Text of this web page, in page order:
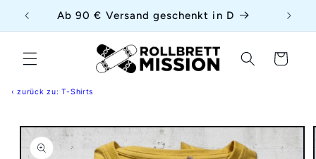
zum
Inhalt
Ab 90 € Versand geschenkt in D
Warenkorb
‹ zurück zu: T-Shirts
{{currency}}{{discount}} undefined
View Cart